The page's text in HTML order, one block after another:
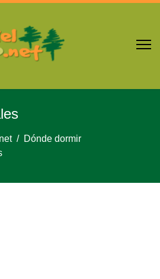
Dónde dormir